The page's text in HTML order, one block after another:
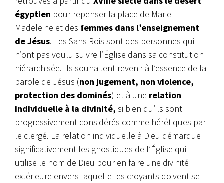
égyptien pour repenser la place de Marie-
Madeleine et des femmes dans l’enseignement
de Jésus. Les Sans Rois sont des personnes qui
n’ont pas voulu suivre l’Église dans sa constitution
hiérarchisée. Ils souhaitent revenir à l’essence de la
parole de Jésus (non jugement, non violence,
protection des dominés) et à une relation
individuelle à la divinité, si bien qu’ils sont
progressivement considérés comme hérétiques par
le clergé. La relation individuelle à Dieu démarque
significativement les gnostiques de l’Église qui
utilise le nom de Dieu pour en faire une divinité
extérieure envers laquelle les croyants doivent se